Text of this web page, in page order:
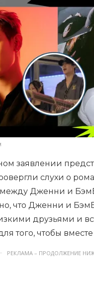
заявлении
слухи о
Дженни и
что Дженни и
друзьями и
того, чтобы
РЕКЛАМА – ПРОДОЛЖЕНИЕ